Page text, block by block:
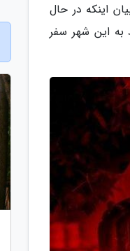
اینکه در حال
به این شهر سفر